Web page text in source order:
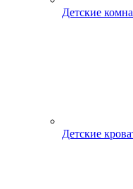
Детские
Детские